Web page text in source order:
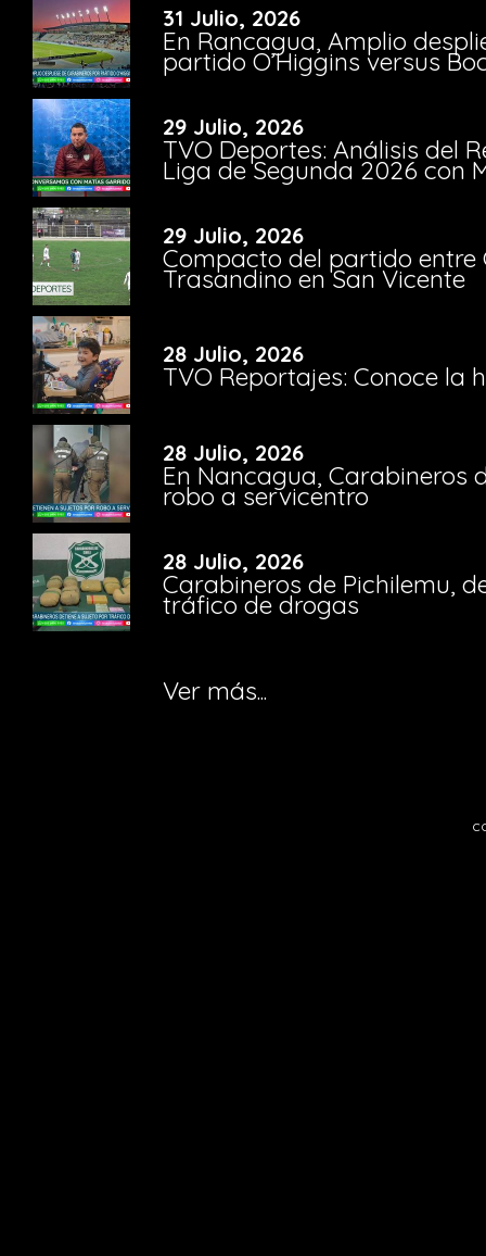
31 Julio, 2026
En Rancagua, Amplio
partido O’Higgins versus
29 Julio, 2026
TVO Deportes: Análisis del
Liga de Segunda 2026 con
29 Julio, 2026
Compacto del partido entre
Trasandino en San Vicente
28 Julio, 2026
TVO Reportajes: Conoce la
28 Julio, 2026
En Nancagua, Carabineros
robo a servicentro
28 Julio, 2026
Carabineros de Pichilemu,
tráfico de drogas
Ver más...